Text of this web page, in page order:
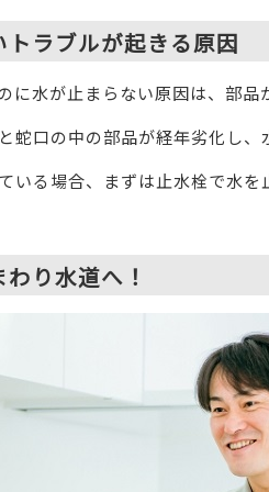
ラブルが起きる原因
に水が止まらない原因は、部
蛇口の中の部品が経年劣化し、
いる場合、まずは止水栓で水を
り水道へ！